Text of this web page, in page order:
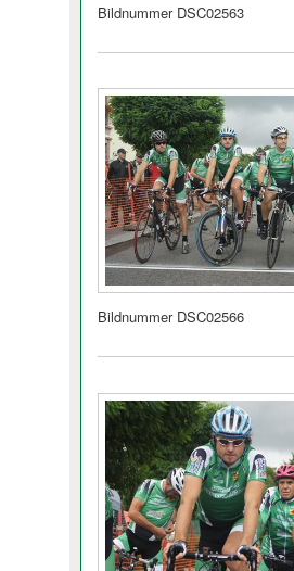
Bildnummer DSC02563
Bildnummer DSC02566